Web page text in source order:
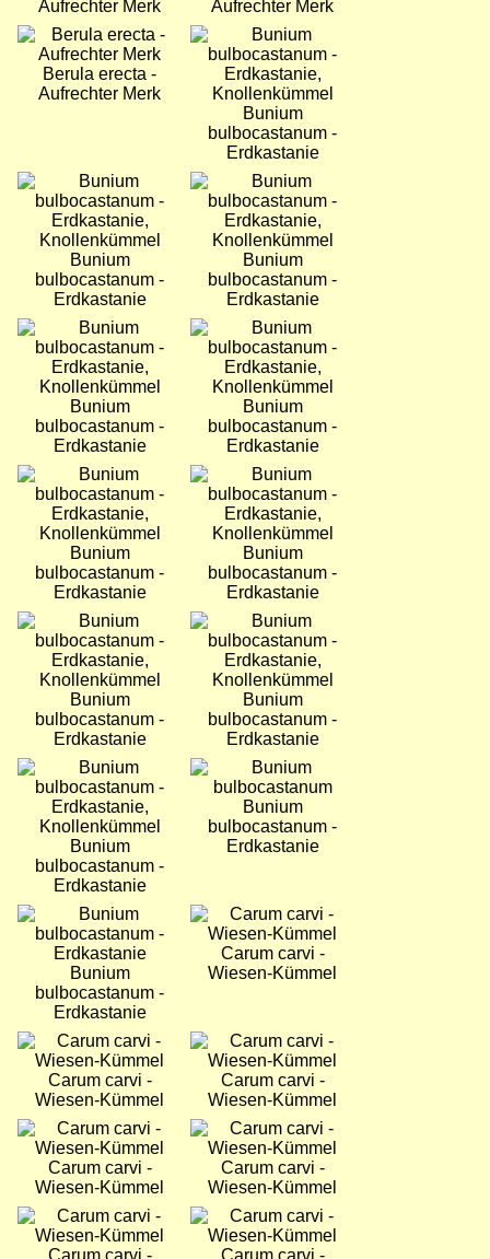
Aufrechter Merk
Aufrechter Merk
Bild
Berula erecta -
Aufrechter Merk
Bild
Bunium
bulbocastanum -
Erdkastanie
Bild
Bunium
bulbocastanum -
Erdkastanie
Bild
Bunium
bulbocastanum -
Erdkastanie
Bild
Bunium
bulbocastanum -
Erdkastanie
Bild
Bunium
bulbocastanum -
Erdkastanie
Bild
Bunium
bulbocastanum -
Erdkastanie
Bild
Bunium
bulbocastanum -
Erdkastanie
Bild
Bunium
bulbocastanum -
Erdkastanie
Bild
Bunium
bulbocastanum -
Erdkastanie
Bild
Bunium
bulbocastanum -
Erdkastanie
Bild
Bunium
bulbocastanum -
Erdkastanie
Bild
Bunium
bulbocastanum -
Erdkastanie
Bild
Carum carvi -
Wiesen-Kümmel
Bild
Carum carvi -
Wiesen-Kümmel
Bild
Carum carvi -
Wiesen-Kümmel
Bild
Carum carvi -
Wiesen-Kümmel
Bild
Carum carvi -
Wiesen-Kümmel
Bild
Carum carvi -
Bild
Carum carvi -